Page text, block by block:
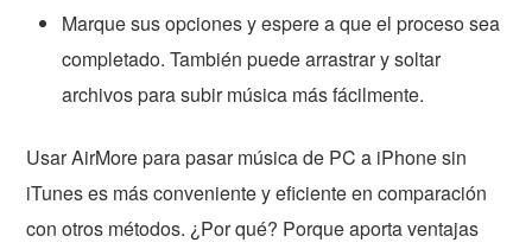
Marque sus opciones y espere a que el proceso sea
completado. También puede arrastrar y soltar
archivos para subir música más fácilmente.
Usar AirMore para pasar música de PC a iPhone sin
iTunes es más conveniente y eficiente en comparación
con otros métodos. ¿Por qué? Porque aporta ventajas